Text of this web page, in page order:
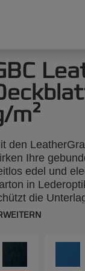
m²
den
Ihre
edel und
in
die
Stück.